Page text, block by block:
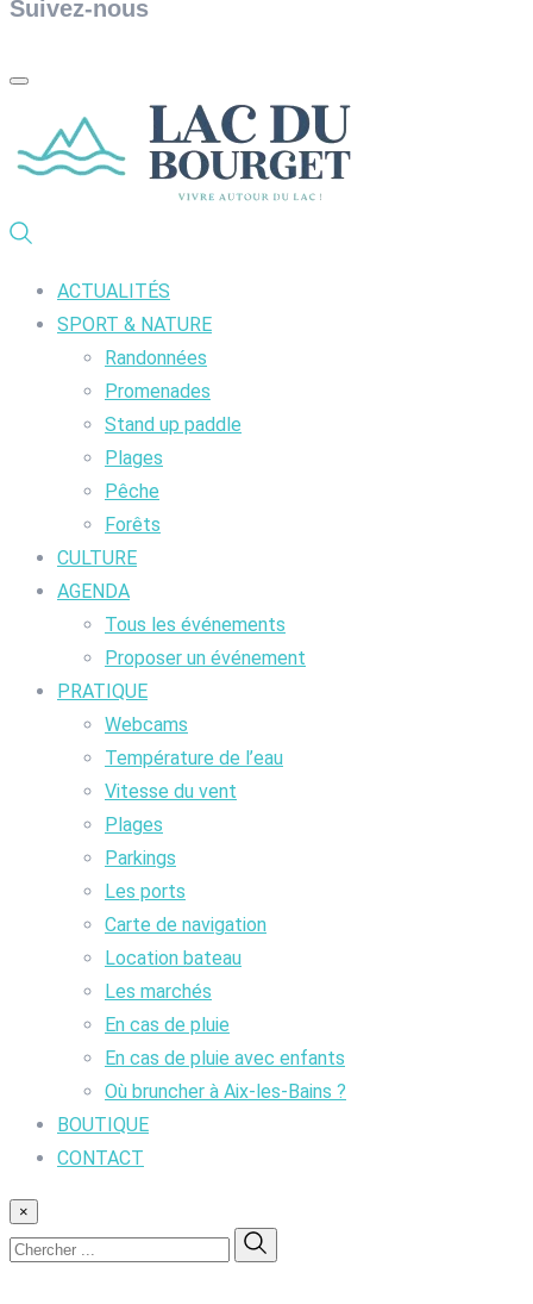
Suivez-nous
ACTUALITÉS
SPORT & NATURE
Randonnées
Promenades
Stand up paddle
Plages
Pêche
Forêts
CULTURE
AGENDA
Tous les événements
Proposer un événement
PRATIQUE
Webcams
Température de l’eau
Vitesse du vent
Plages
Parkings
Les ports
Carte de navigation
Location bateau
Les marchés
En cas de pluie
En cas de pluie avec enfants
Où bruncher à Aix-les-Bains ?
BOUTIQUE
CONTACT
×